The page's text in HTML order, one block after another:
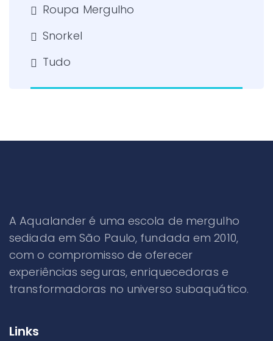
Roupa Mergulho
Snorkel
Tudo
A Aqualander é uma escola de mergulho
sediada em São Paulo, fundada em 2010,
com o compromisso de oferecer
experiências seguras, enriquecedoras e
transformadoras no universo subaquático.
Links